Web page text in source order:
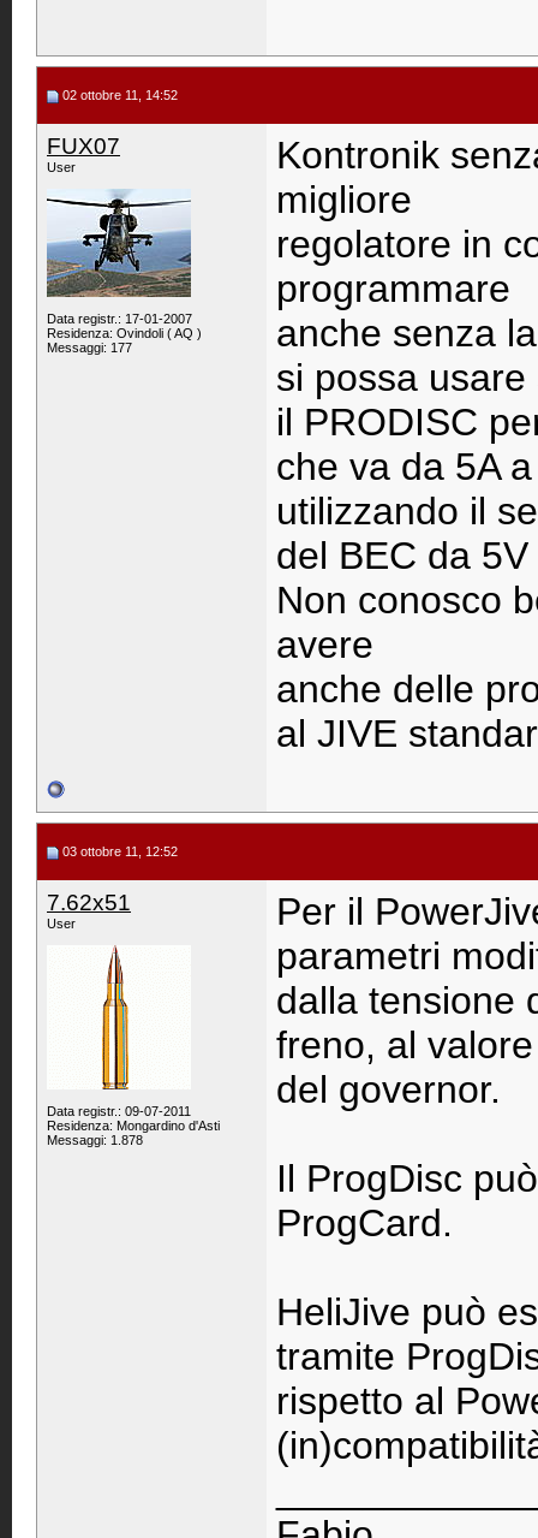
02 ottobre 11, 14:52
FUX07
User
Data registr.: 17-01-2007
Residenza: Ovindoli ( AQ )
Messaggi: 177
Kontronik
migliore
regolatore in
programmare
anche senza
si possa usare
il PRODISC
che va da 5A
utilizzando il
del BEC da 5V
Non conosco
avere
anche delle
al JIVE
03 ottobre 11, 12:52
7.62x51
User
Data registr.: 09-07-2011
Residenza: Mongardino d'Asti
Messaggi: 1.878
Per il
parametri
dalla tensione
freno, al
del governor.
Il ProgDisc
ProgCard.
HeliJive può
tramite
rispetto al